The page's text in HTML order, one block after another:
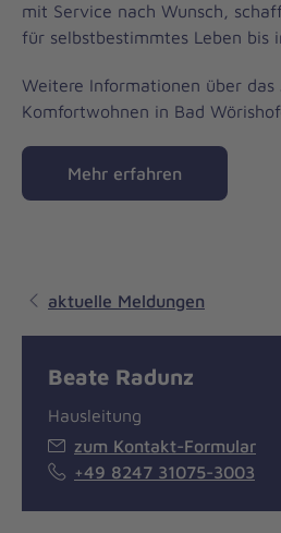
mit Service nach Wunsch,
für selbstbestimmtes Leben bis
Weitere Informationen über das
Komfortwohnen in Bad
Mehr erfahren
aktuelle Meldungen
Beate Radunz
Hausleitung
zum Kontakt-Formular
+49 8247 31075-3003